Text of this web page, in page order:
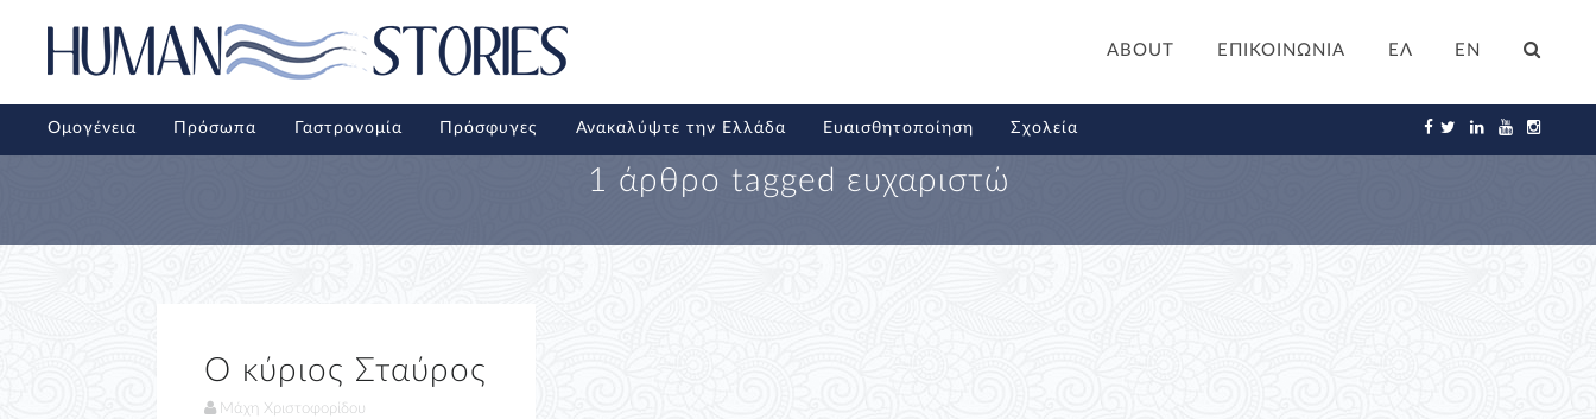
ABOUT ΕΠΙΚΟΙΝΩΝΙΑ ΕΛ EN
Ομογένεια Πρόσωπα Γαστρονομία Πρόσφυγες Ανακαλύψτε την Ελλάδα Ευαισθητοποίηση Σχολεία
1 άρθρο tagged ευχαριστώ
Ο κύριος Σταύρος
Μάχη Χριστοφορίδου